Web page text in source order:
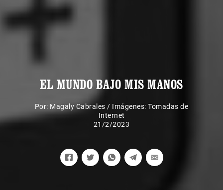
EL MUNDO BAJO MIS MANOS
Por: Magaly Cabrales / Imágenes: Tomadas de
Internet
21/2/2023